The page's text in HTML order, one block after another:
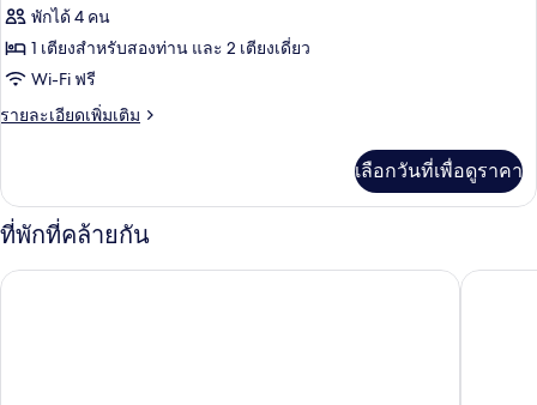
เล็ก
(Duett)
นท์,
ห้อง
ครัว
ขนาด
เล็ก
ของ
สแตนดาร์ด
อ
พาร์
เม
นท์,
ครัว
พักได้ 4 คน
1 เตียงสำหรับสองท่าน และ 2 เตียงเดี่ยว
Wi-Fi ฟรี
รายละเอียดเพิ่มเติม
ราย
เกี่ยว
กับ
สแตนดาร์ด
พาร์
เลือกวันที่เพื่อดูราคา
ที่พักที่คล้ายกัน
สไตน์เนอร์เรสซิเดนซ์ซ์ เวียนนาเรมบรันท์ ศูนย์สังค